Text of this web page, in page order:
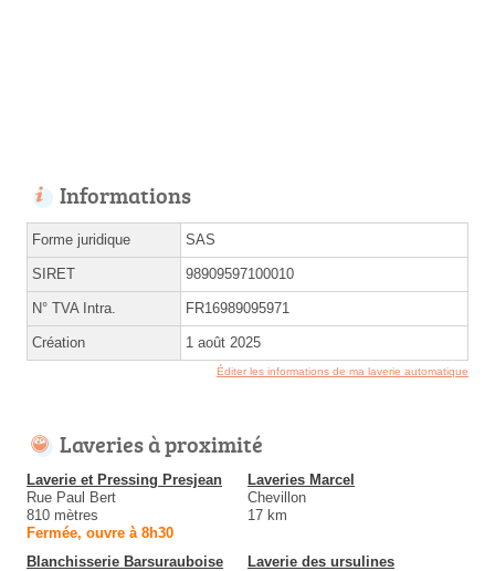
Informations
Forme juridique SAS
SIRET 98909597100010
N° TVA Intra. FR16989095971
Création 1 août 2025
Éditer les informations de ma laverie automatique
Laveries à proximité
Laverie et Pressing Presjean
Rue Paul Bert
810 mètres
Fermée, ouvre à 8h30
Laveries Marcel
Chevillon
17 km
Blanchisserie Barsurauboise
Laverie des ursulines